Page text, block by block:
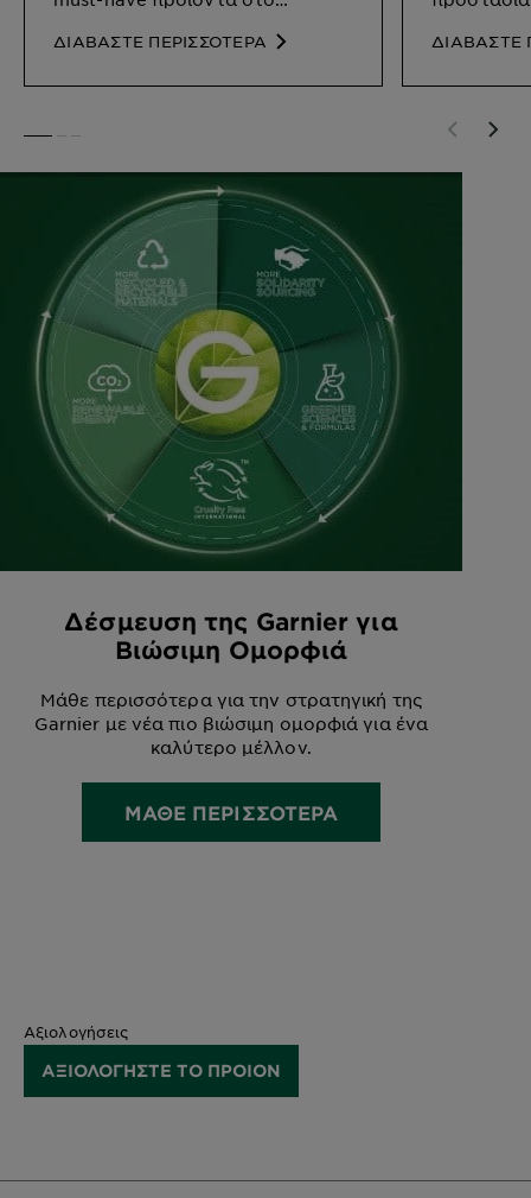
ΔΙΑΒΑΣΤΕ ΠΕΡΙΣΣΟΤΕΡΑ ΔΙΑΒΑΣΤΕ
Δέσμευση της Garnier για
Βιώσιμη Ομορφιά
Μάθε περισσότερα για την στρατηγική της
Garnier με νέα πιο βιώσιμη ομορφιά για ένα
καλύτερο μέλλον.
ΜΑΘΕ ΠΕΡΙΣΣΟΤΕΡΑ
Αξιολογήσεις
ΑΞΙΟΛΟΓΗΣΤΕ ΤΟ ΠΡΟΙΟΝ